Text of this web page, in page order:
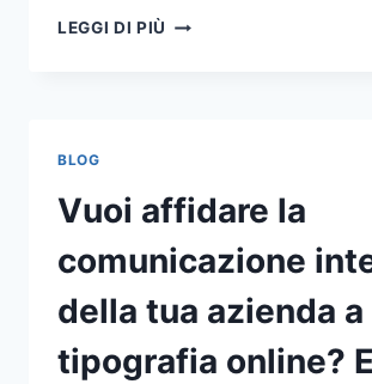
LEGGI DI PIÙ COME
BLOG
Vuoi affidare la
comunicazione
della tua azienda a
tipografia online?